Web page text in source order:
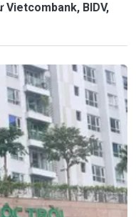
Vietcombank, BIDV,